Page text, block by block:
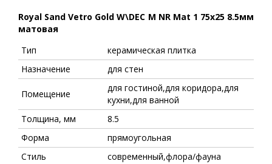
Royal Sand Vetro Gold W\DEC M NR Mat 1 75x25 8.5мм
матовая
Тип
керамическая плитка
Назначение
для стен
Помещение
для гостиной,для коридора,для
кухни,для ванной
Толщина, мм
8.5
Форма
прямоугольная
Стиль
современный,флора/фауна